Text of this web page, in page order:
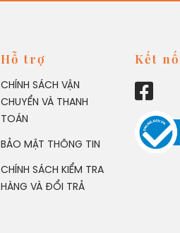
Hỗ trợ
CHÍNH SÁCH VẬN
CHUYỂN VÀ THANH
TOÁN
BẢO MẬT THÔNG TIN
CHÍNH SÁCH KIỂM TRA
HÀNG VÀ ĐỔI TRẢ
Kết